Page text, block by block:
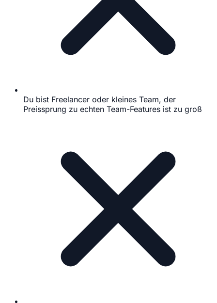
Du bist Freelancer oder kleines Team, der
Preissprung zu echten Team-Features ist zu groß